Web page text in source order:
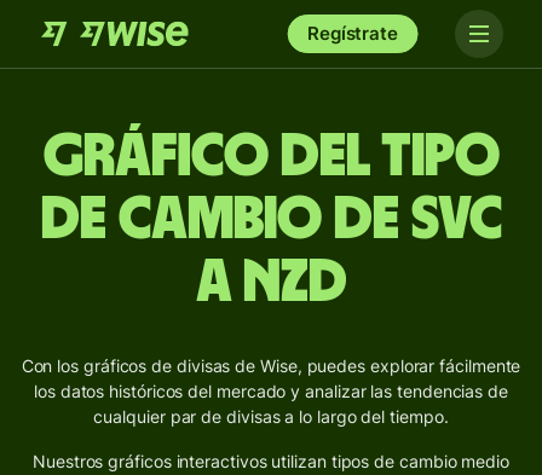
Regístrate
Gráfico del Tipo
de Cambio de SVC
a NZD
Con los gráficos de divisas de Wise, puedes explorar fácilmente
los datos históricos del mercado y analizar las tendencias de
cualquier par de divisas a lo largo del tiempo.
Nuestros gráficos interactivos utilizan tipos de cambio medio